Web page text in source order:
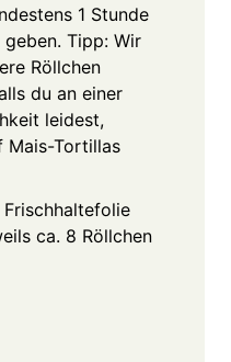
1 Stunde
geben. Tipp: Wir
Röllchen
du an einer
leidest,
Mais-Tortillas
ca. 8 Röllchen